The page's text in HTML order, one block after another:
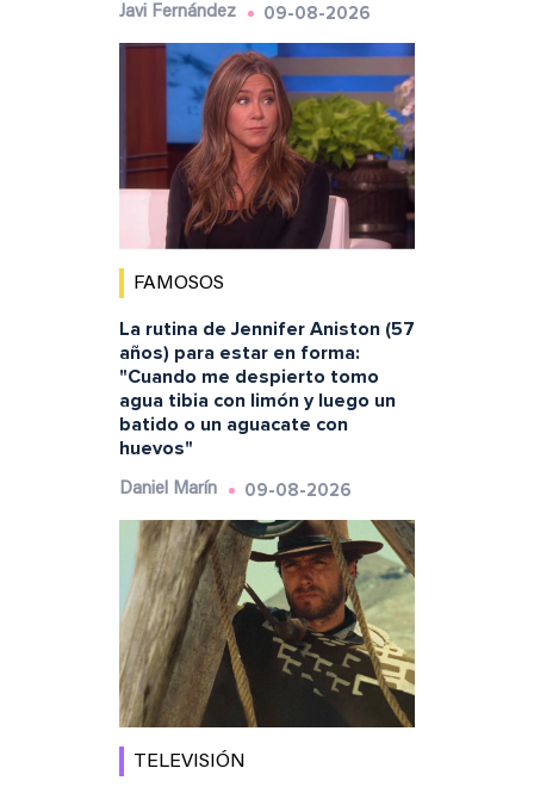
Javi Fernández 09-08-2026
FAMOSOS
La rutina de Jennifer Aniston (57
años) para estar en forma:
"Cuando me despierto tomo
agua tibia con limón y luego un
batido o un aguacate con
huevos"
Daniel Marín 09-08-2026
TELEVISIÓN